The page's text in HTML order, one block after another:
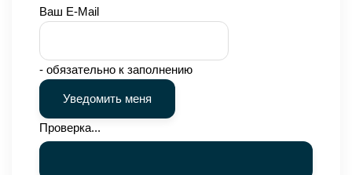
Ваш E-Mail
- обязательно к заполнению
Проверка...